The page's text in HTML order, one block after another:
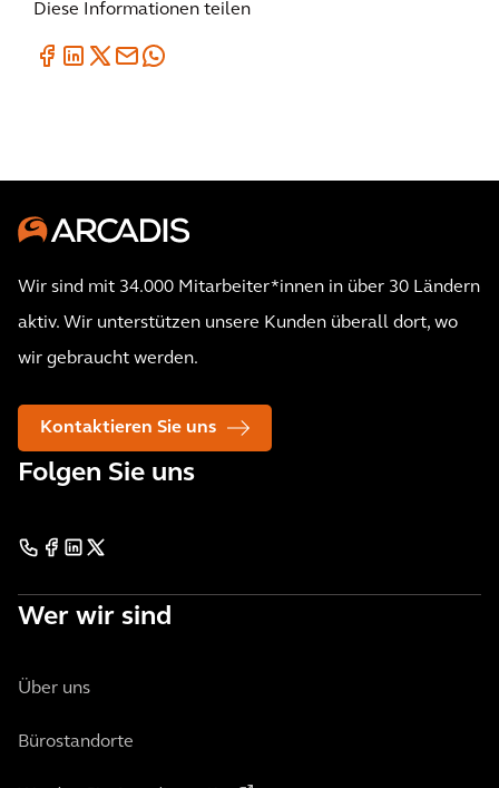
Diese Informationen teilen
Wir sind mit 34.000 Mitarbeiter*innen in über 30 Ländern
aktiv. Wir unterstützen unsere Kunden überall dort, wo
wir gebraucht werden.
Kontaktieren Sie uns
Folgen Sie uns
Wer wir sind
Über uns
Bürostandorte